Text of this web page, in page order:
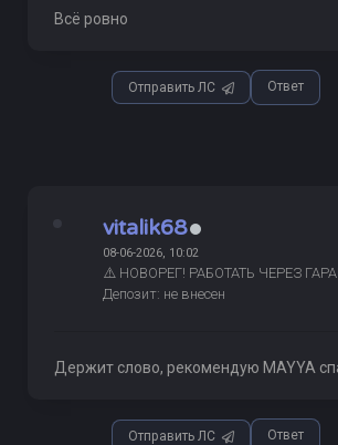
Всё ровно
Отправить ЛС Ответ
vitalik68
08-06-2026, 10:02
⚠️ НОВОРЕГ! РАБОТАТЬ ЧЕРЕЗ
Депозит: не внесен
Держит слово, рекомендую MAYYA
Отправить ЛС Ответ